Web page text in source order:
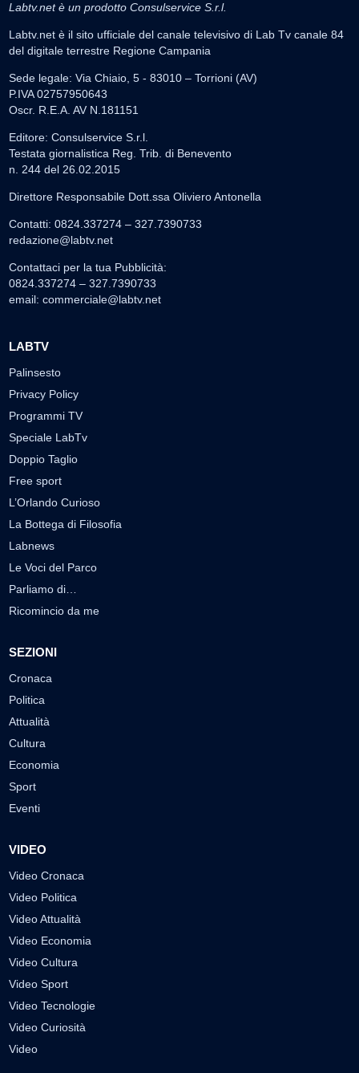
Labtv.net è un prodotto Consulservice S.r.l.
Labtv.net è il sito ufficiale del canale televisivo di Lab Tv canale 84
del digitale terrestre Regione Campania
Sede legale: Via Chiaio, 5 - 83010 – Torrioni (AV)
P.IVA 02757950643
Oscr. R.E.A. AV N.181151
Editore: Consulservice S.r.l.
Testata giornalistica Reg. Trib. di Benevento
n. 244 del 26.02.2015
Direttore Responsabile Dott.ssa Oliviero Antonella
Contatti: 0824.337274 – 327.7390733
redazione@labtv.net
Contattaci per la tua Pubblicità:
0824.337274 – 327.7390733
email: commerciale@labtv.net
LABTV
Palinsesto
Privacy Policy
Programmi TV
Speciale LabTv
Doppio Taglio
Free sport
L’Orlando Curioso
La Bottega di Filosofia
Labnews
Le Voci del Parco
Parliamo di…
Ricomincio da me
SEZIONI
Cronaca
Politica
Attualità
Cultura
Economia
Sport
Eventi
VIDEO
Video Cronaca
Video Politica
Video Attualità
Video Economia
Video Cultura
Video Sport
Video Tecnologie
Video Curiosità
Video